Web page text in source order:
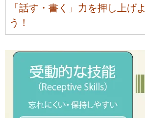
「話す・書く」力を押し上げよ
う！